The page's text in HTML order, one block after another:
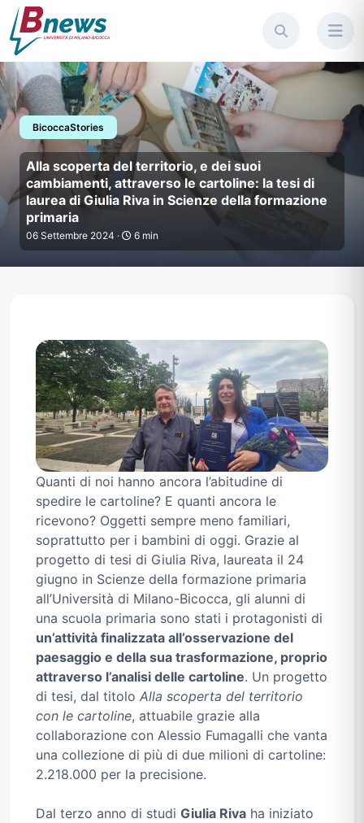
BicoccaStories
Alla scoperta del territorio, e
Alla scoperta del territorio, e dei suoi
cambiamenti, attraverso le cartoline: la tesi di
laurea di Giulia Riva in Scienze della formazione
primaria
06 Settembre 2024 · 6 min
Quanti di noi hanno ancora l’abitudine di
spedire le cartoline? E quanti ancora le
ricevono? Oggetti sempre meno familiari,
soprattutto per i bambini di oggi. Grazie al
progetto di tesi di Giulia Riva, laureata il 24
giugno in Scienze della formazione primaria
all’Università di Milano-Bicocca, gli alunni di
una scuola primaria sono stati i protagonisti di
un’attività finalizzata all’osservazione del
paesaggio e della sua trasformazione, proprio
attraverso l’analisi delle cartoline. Un progetto
di tesi, dal titolo Alla scoperta del territorio
con le cartoline, attuabile grazie alla
collaborazione con Alessio Fumagalli che vanta
una collezione di più di due milioni di cartoline:
2.218.000 per la precisione.
Dal terzo anno di studi Giulia Riva ha iniziato